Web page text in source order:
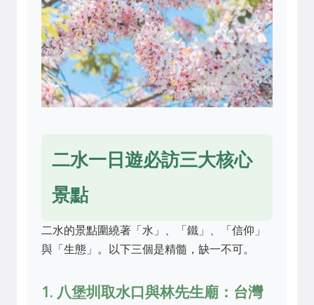
二水一日遊必訪三大核心
景點
二水的景點圍繞著「水」、「鐵」、「信仰」
與「生態」。以下三個是精髓，缺一不可。
1. 八堡圳取水口與林先生廟：台灣